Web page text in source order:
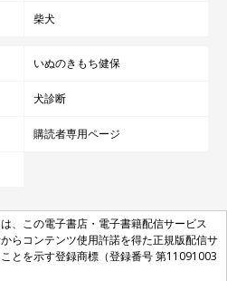
柴犬
いぬのきもち健保
犬診断
購読者専用ページ
、この電子書店・電子書籍配信サービス
らコンテンツ使用許諾を得た正規版配信サ
とを示す登録商標（登録番号 第11091003